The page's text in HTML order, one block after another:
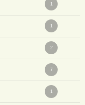
1
1
2
7
1